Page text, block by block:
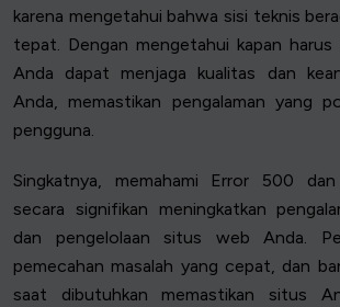
karena mengetahui bahwa sisi teknis
tepat. Dengan mengetahui kapan harus
Anda dapat menjaga kualitas dan
Anda, memastikan pengalaman yang
pengguna.
Singkatnya, memahami Error 500
secara signifikan meningkatkan
dan pengelolaan situs web Anda.
pemecahan masalah yang cepat, dan
saat dibutuhkan memastikan situs